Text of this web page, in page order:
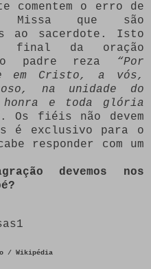
comentem o erro de
que são
ao sacerdote. Isto
final da oração
o padre reza
“Por
em Cristo, a vós,
na unidade do
e toda glória
. Os fiéis não devem
é exclusivo para o
responder com um
devemos nos
/ Wikipédia